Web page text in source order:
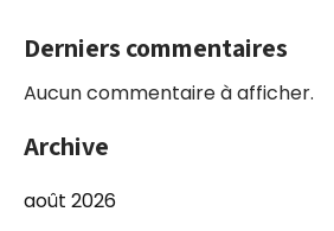
Derniers commentaires
Aucun commentaire à afficher.
Archive
août 2026